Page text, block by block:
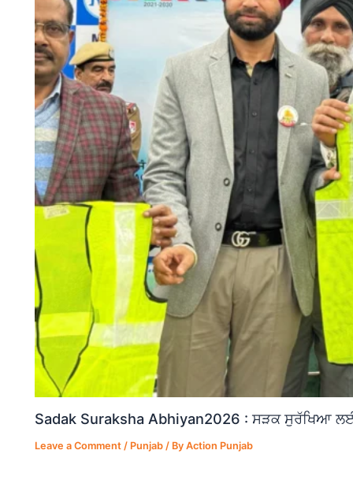
Sadak Suraksha Abhiyan2026 : ਸੜਕ ਸੁਰੱਖਿਆ
Leave a Comment / Punjab / ByAction Punjab